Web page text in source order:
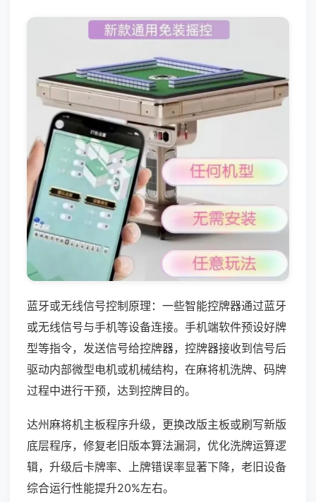
蓝牙或无线信号控制原理：一些智能控牌器通过蓝牙
或无线信号与手机等设备连接。手机端软件预设好牌
型等指令，发送信号给控牌器，控牌器接收到信号后
驱动内部微型电机或机械结构，在麻将机洗牌、码牌
过程中进行干预，达到控牌目的。
达州麻将机主板程序升级，更换改版主板或刷写新版
底层程序，修复老旧版本算法漏洞，优化洗牌运算逻
辑，升级后卡牌率、上牌错误率显著下降，老旧设备
综合运行性能提升20%左右。